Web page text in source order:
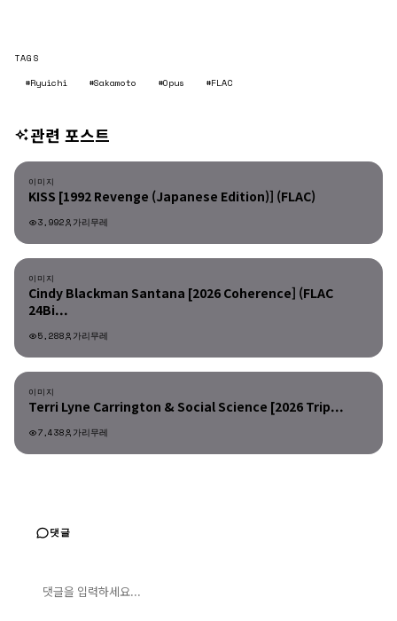
TAGS
#Ryuichi
#Sakamoto #Opus #FLAC
관련 포스트
이미지
이미지
KISS [1992 Revenge (Japanese Edition)] (FLAC)
3,992 가리무레
이미지
이미지
Cindy Blackman Santana [2026 Coherence] (FLAC
24Bi...
5,288 가리무레
이미지
이미지
Terri Lyne Carrington & Social Science [2026 Trip...
7,438 가리무레
댓글